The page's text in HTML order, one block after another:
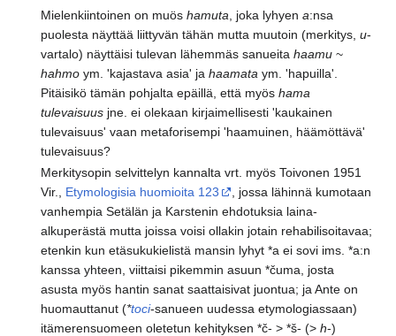
Mielenkiintoinen on muöshamuta, joka lyhyena:nsa
puolesta näyttää liittyvän tähän mutta muutoin (merkitys,u-
vartalo) näyttäisi tulevan lähemmäs sanueitahaamu ~
hahmo ym. 'kajastava asia' jahaamata ym. 'hapuilla'.
Pitäisikö tämän pohjalta epäillä, että myöshama
tulevaisuus jne. ei olekaan kirjaimellisesti 'kaukainen
tulevaisuus' vaan metaforisempi 'haamuinen, häämöttävä'
tulevaisuus?
Merkitysopin selvittelyn kannalta vrt. myös Toivonen 1951
Vir., Etymologisia huomioita 123
, jossa lähinnä kumotaan
vanhempia Setälän ja Karstenin ehdotuksia laina-
alkuperästä mutta joissa voisi ollakin jotain rehabilisoitavaa;
etenkin kun etäsukukielistä mansin lyhyt *a ei sovi ims. *a:n
kanssa yhteen, viittaisi pikemmin asuun *čuma, josta
asusta myös hantin sanat saattaisivat juontua; ja Ante on
huomauttanut (*toci-sanueen uudessa etymologiassaan)
itämerensuomeen oletetun kehityksen *č- > *š- (>h-)